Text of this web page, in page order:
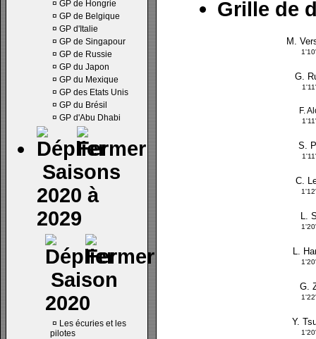
¤ GP de Hongrie
¤ GP de Belgique
¤ GP d'Italie
¤ GP de Singapour
¤ GP de Russie
¤ GP du Japon
¤ GP du Mexique
¤ GP des Etats Unis
¤ GP du Brésil
¤ GP d'Abu Dhabi
Saisons
2020 à
2029
Saison
2020
¤ Les écuries et les
pilotes
Grille de
M.
G.
F.
S.
C.
L.
L.
G.
Y.